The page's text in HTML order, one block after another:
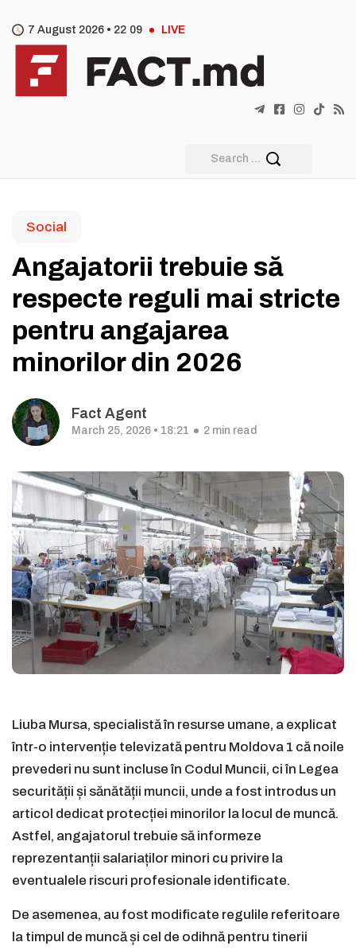
7 August 2026 • 22 09 LIVE
Social
Angajatorii trebuie să
respecte reguli mai stricte
pentru angajarea
minorilor din 2026
Fact Agent
March 25, 2026 • 18:21 2 min read
Liuba Mursa, specialistă în resurse umane, a explicat
într-o intervenție televizată pentru Moldova 1 că noile
prevederi nu sunt incluse în Codul Muncii, ci în Legea
securității și sănătății muncii, unde a fost introdus un
articol dedicat protecției minorilor la locul de muncă.
Astfel, angajatorul trebuie să informeze
reprezentanții salariaților minori cu privire la
eventualele riscuri profesionale identificate.
De asemenea, au fost modificate regulile referitoare
la timpul de muncă și cel de odihnă pentru tinerii